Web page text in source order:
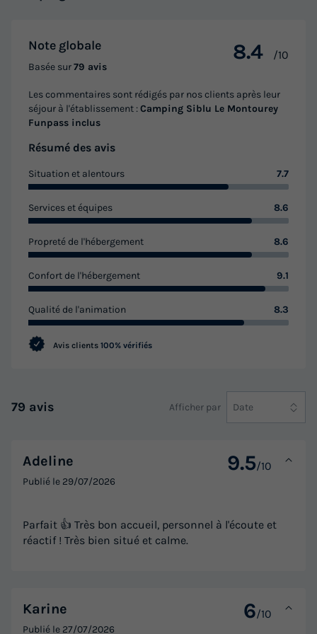
Mobilhome 6 personnes - Sérénité 2ch 6p
Signature clim
Annulation gratuite
6 2 2
Climatisation Cafetière
Mobilhome 6 personnes - Sérénité 2ch 6p Signature clim
Meilleur prix pour 7 nuits
Note globale
Basée sur79 avis
8.4 /10
Les commentaires sont rédigés par nos clients après leur
séjour à l'établissement :Camping Siblu Le Montourey
Funpass inclus
Résumé des avis
Situation et alentours 7.7
Services et équipes 8.6
Propreté de l'hébergement 8.6
Confort de l'hébergement 9.1
Qualité de l'animation 8.3
Avis clients 100% vérifiés
79 avis Afficher par Date
Adeline 9.5/10
Publié le 29/07/2026
Parfait 👍 Très bon accueil, personnel à l'écoute et
réactif ! Très bien situé et calme.
Karine 6/10
Publié le 27/07/2026